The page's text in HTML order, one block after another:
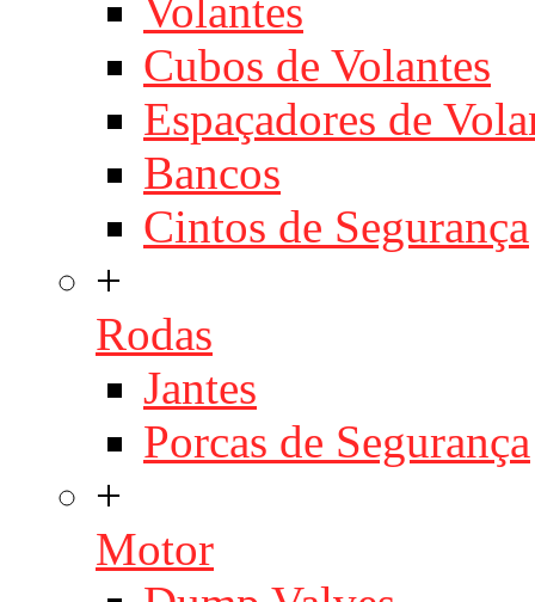
Volantes
Cubos de Volantes
Espaçadores de
Bancos
Cintos de Segurança
+
Rodas
Jantes
Porcas de Segurança
+
Motor